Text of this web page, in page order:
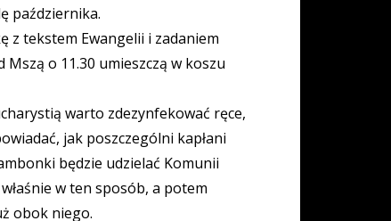
października.
z tekstem Ewangelii i zadaniem
o 11.30 umieszczą w koszu
warto zdezynfekować ręce,
jak poszczególni kapłani
będzie udzielać Komunii
w ten sposób, a potem
obok niego.